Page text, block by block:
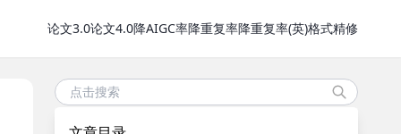
论文3.0论文4.0降AIGC率降重复率降重复率(英)格式精修